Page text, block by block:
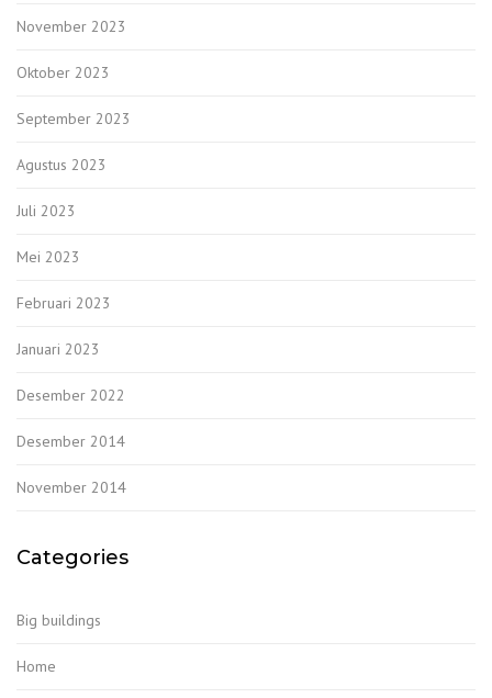
November 2023
Oktober 2023
September 2023
Agustus 2023
Juli 2023
Mei 2023
Februari 2023
Januari 2023
Desember 2022
Desember 2014
November 2014
Categories
Big buildings
Home